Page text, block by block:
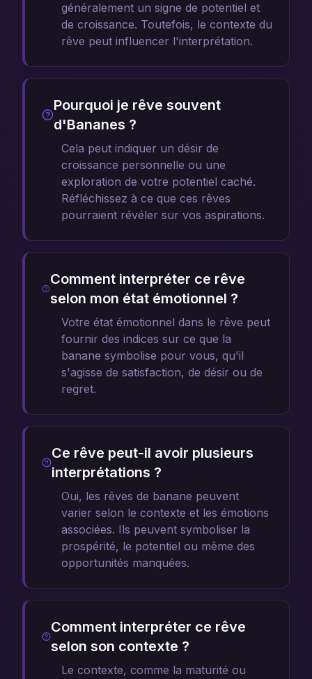
généralement un signe de potentiel et
de croissance. Toutefois, le contexte du
rêve peut influencer l'interprétation.
Pourquoi je rêve souvent
d'Bananes ?
Cela peut indiquer un désir de
croissance personnelle ou une
exploration de votre potentiel caché.
Réfléchissez à ce que ces rêves
pourraient révéler sur vos aspirations.
Comment interpréter ce rêve
selon mon état émotionnel ?
Votre état émotionnel dans le rêve peut
fournir des indices sur ce que la
banane symbolise pour vous, qu'il
s'agisse de satisfaction, de désir ou de
regret.
Ce rêve peut-il avoir plusieurs
interprétations ?
Oui, les rêves de banane peuvent
varier selon le contexte et les émotions
associées. Ils peuvent symboliser la
prospérité, le potentiel ou même des
opportunités manquées.
Comment interpréter ce rêve
selon son contexte ?
Le contexte, comme la maturité ou